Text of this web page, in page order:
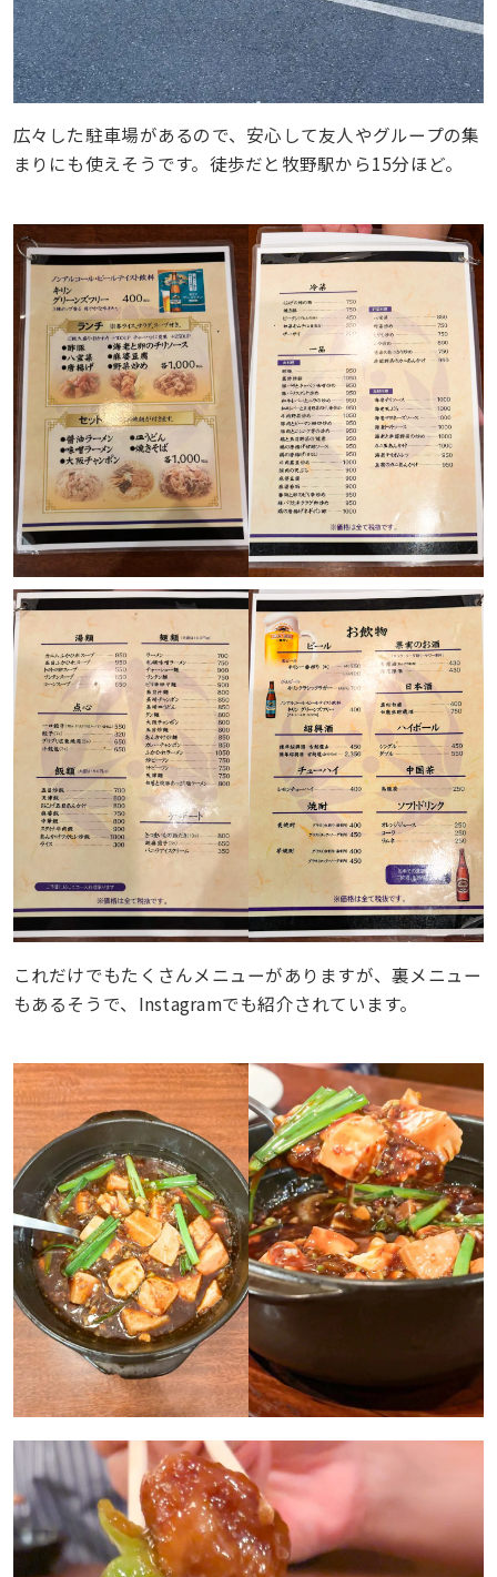
広々した駐車場があるので、安心して友人やグループの集
まりにも使えそうです。徒歩だと牧野駅から15分ほど。
これだけでもたくさんメニューがありますが、裏メニュー
もあるそうで、Instagramでも紹介されています。